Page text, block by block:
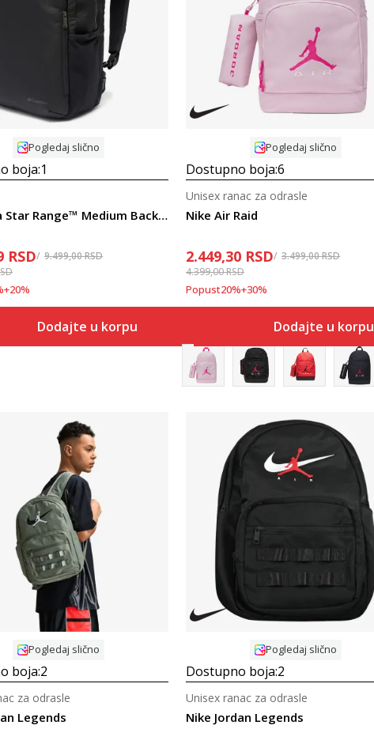
Uporedi
Pogledaj slično
boja:1
Columbia Star Range™ Medium Backpack
RSD 9.499,00RSD
+20%
Dodajte u korpu
Uporedi
Pogledaj slično
Dostupno boja:6
Nike Air Raid
Unisex ranac za odrasle
2.449,30 RSD 3.499,00RSD
4.399,00RSD
Popust20%+30%
Dodajte u korpu
Uporedi
Pogledaj slično
boja:2
Legends
za odrasle
Pogledaj slično
Dostupno boja:2
Nike Jordan Legends
Unisex ranac za odrasle